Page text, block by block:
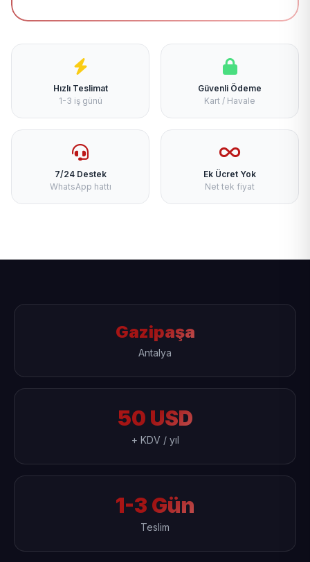
Hızlı Teslimat
1-3 iş günü
Güvenli Ödeme
Kart / Havale
7/24 Destek
WhatsApp hattı
Ek Ücret Yok
Net tek fiyat
Gazipaşa
Antalya
50 USD
+ KDV / yıl
1-3 Gün
Teslim